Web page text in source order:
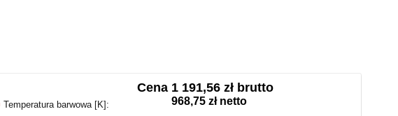
Temperatura barwowa [K]:
Cena 1 191,56 zł brutto
968,75 zł netto